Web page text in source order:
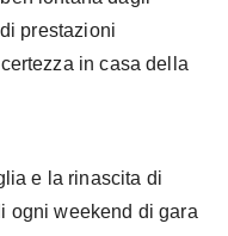
prestazioni
in casa della
e la rinascita di
ogni weekend di gara